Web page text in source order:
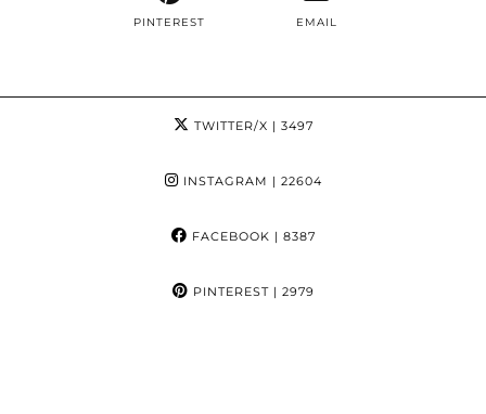
PINTEREST EMAIL
TWITTER/X | 3497
INSTAGRAM | 22604
FACEBOOK | 8387
PINTEREST| 2979